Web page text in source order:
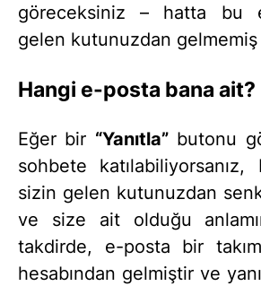
göreceksiniz – hatta bu
gelen kutunuzdan
Hangi e-posta bana ait?
Eğer bir “Yanıtla”butonu
sohbete katılabiliyorsanız,
sizin gelen kutunuzdan
ve size ait olduğu
takdirde, e-posta bir takım
hesabından gelmiştir ve